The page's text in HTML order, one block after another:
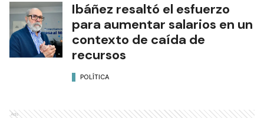
Ibáñez resaltó el esfuerzo
para aumentar salarios en un
contexto de caída de
recursos
POLÍTICA
Ads